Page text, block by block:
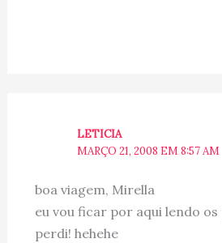
LETICIA
MARÇO 21, 2008 EM 8:57 AM
boa viagem, Mirella
eu vou ficar por aqui lendo os
perdi! hehehe